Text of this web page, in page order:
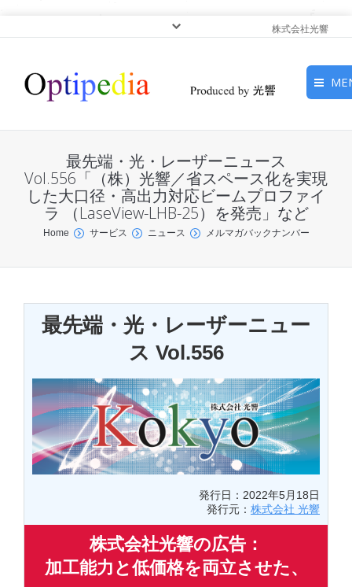
株式会社光響
ピックアップ
光基礎・光源
ン
サービス
最先端・光・レーザーニュース
Vol.556「（株）光響／省スペース化を実現
した大口径・高出力対応ビームプロファイ
ラ （LaseView-LHB-25）を発売」など
You are here:
Home サービス ニュース メルマガバックナンバー
最先端・光・レーザーニュー
ス Vol.556
発行日：2022年5月18日
発行元： 株式会社 光響
株式会社光響の広告：
加工能力と低価格を両立させた、